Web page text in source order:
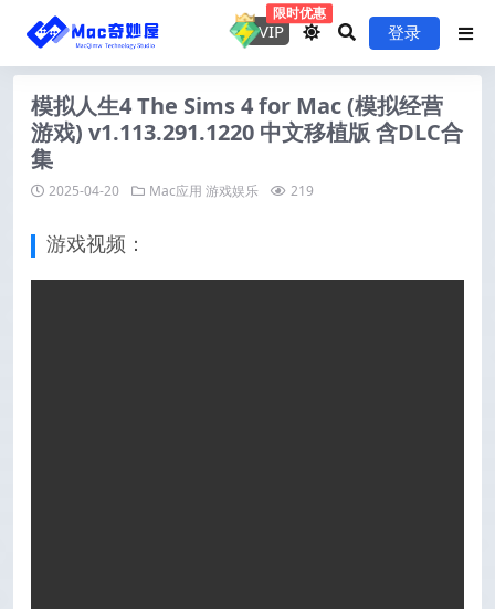
VIP
限时优惠
登录
模拟人生4 The Sims 4 for Mac (模拟经营
游戏) v1.113.291.1220 中文移植版 含DLC合
集
2025-04-20 Mac应用 游戏娱乐 219
游戏视频：